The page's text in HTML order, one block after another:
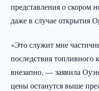
представления о скором
даже в случае открытия
«Это служит мне
последствия топливного
внезапно, — заявила
цены останутся выше